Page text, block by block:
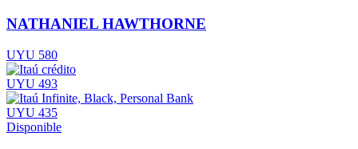
NATHANIEL HAWTHORNE
UYU 580
UYU 493
UYU 435
Disponible